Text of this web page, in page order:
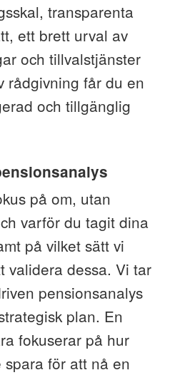
transparenta
ett brett urval av
och tillvalstjänster
rådgivning får du en
och tillgänglig
på om, utan
varför du tagit dina
på vilket sätt vi
validera dessa. Vi tar
pensionsanalys
plan. En
fokuserar på hur
spara för att nå en